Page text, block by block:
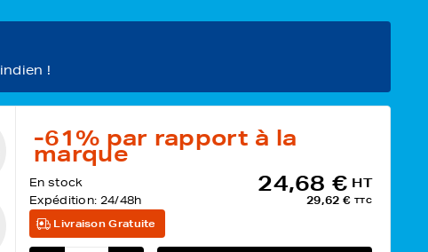
!
-61% par rapport à la
marque
En stock
Expédition: 24/48h
24,68 € HT
29,62 € TTC
Livraison Gratuite